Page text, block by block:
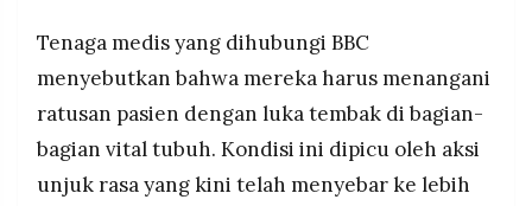
©
Resolusi.co
-
PT.
RESOLUSI
MEDIA
PRAMUDITA
Tenaga medis yang dihubungi BBC
menyebutkan bahwa mereka harus menangani
ratusan pasien dengan luka tembak di bagian-
bagian vital tubuh. Kondisi ini dipicu oleh aksi
unjuk rasa yang kini telah menyebar ke lebih